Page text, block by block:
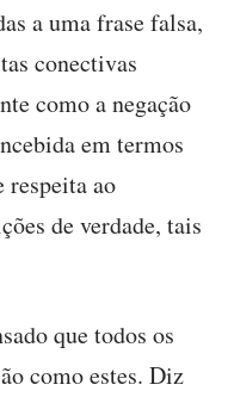
a uma frase falsa,
conectivas
como a negação
em termos
respeita ao
de verdade, tais
que todos os
como estes. Diz